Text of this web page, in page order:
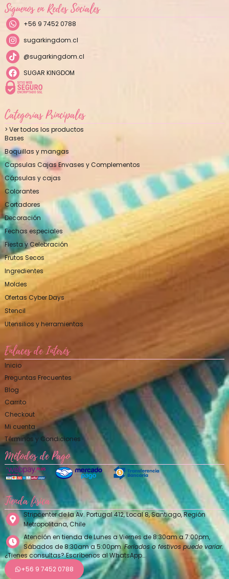
Síguenos en Redes Sociales
+56 9 7452 0788
sugarkingdom.cl
@sugarkingdom.cl
SUGAR KINGDOM
Categorías Principales
> Ver todos los productos
Bases
Boquillas y mangas
Capsulas Cajas Envases y Complementos
Cápsulas y cajas
Colorantes
Cortadores
Decoración
Fechas especiales
Fiesta y Celebración
Frutos Secos
Ingredientes
Moldes
Ofertas Cyber Days
Stencil
Utensilios y herramientas
Enlaces de Interés
Inicio
Preguntas Frecuentes
Blog
Carrito
Checkout
Mi cuenta
Términos y Condiciones
Métodos de Pago
Tienda física
Stripcenter de la Av. Portugal 412, Local 8, Santiago, Región
Metropolitana, Chile
Atención en tienda de Lunes a Viernes de 8:30am a 7:00pm,
Sábados de 8:30am a 5:00pm.Feriados o festivos puede variar.
¿Tienes consultas? Escríbenos al WhatsApp…
+56 9 7452 0788